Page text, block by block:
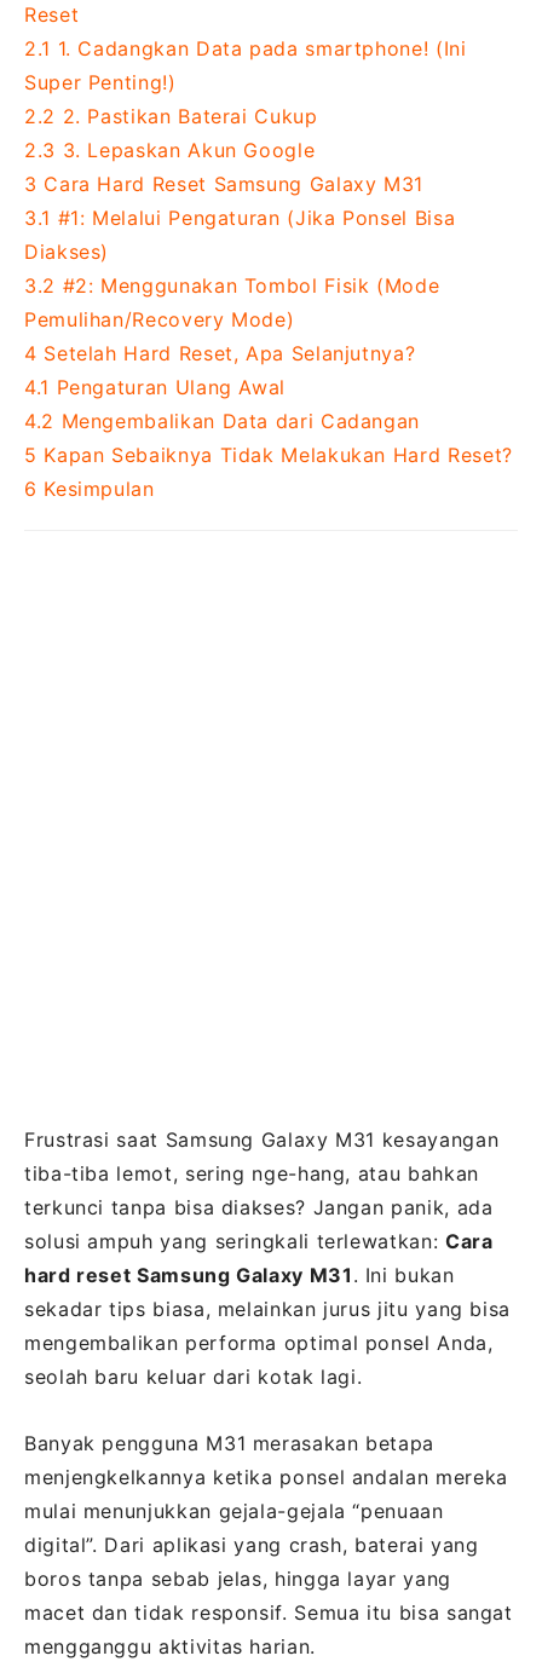
Frustrasi saat Samsung Galaxy M31 kesayangan
tiba-tiba lemot, sering nge-hang, atau bahkan
terkunci tanpa bisa diakses? Jangan panik, ada
solusi ampuh yang seringkali terlewatkan: Cara
hard reset Samsung Galaxy M31 . Ini bukan
sekadar tips biasa, melainkan jurus jitu yang bisa
mengembalikan performa optimal ponsel Anda,
seolah baru keluar dari kotak lagi.
Banyak pengguna M31 merasakan betapa
menjengkelkannya ketika ponsel andalan mereka
mulai menunjukkan gejala-gejala “penuaan
digital”. Dari aplikasi yang crash, baterai yang
boros tanpa sebab jelas, hingga layar yang
macet dan tidak responsif. Semua itu bisa sangat
mengganggu aktivitas harian.
Reset
2.1 1. Cadangkan Data pada smartphone! (Ini
Super Penting!)
2.2 2. Pastikan Baterai Cukup
2.3 3. Lepaskan Akun Google
3 Cara Hard Reset Samsung Galaxy M31
3.1 #1: Melalui Pengaturan (Jika Ponsel Bisa
Diakses)
3.2 #2: Menggunakan Tombol Fisik (Mode
Pemulihan/Recovery Mode)
4 Setelah Hard Reset, Apa Selanjutnya?
4.1 Pengaturan Ulang Awal
4.2 Mengembalikan Data dari Cadangan
5 Kapan Sebaiknya Tidak Melakukan Hard Reset?
6 Kesimpulan